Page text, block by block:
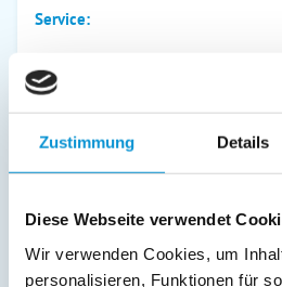
Zustimmung Details
Diese Webseite verwendet
Wir verwenden Cookies, um
personalisieren, Funktionen für
Service:
Verpflegung:
Sonstiges:
Pro Ferienhaus wird 1x PKW-
Bitte kontaktiert uns vor Anreise,
benötigt werden. Es befinden sich
Doppelbett (160 x 200); Einzelbett
Buchung des großen
Bereitstellung von Bettbezügen,